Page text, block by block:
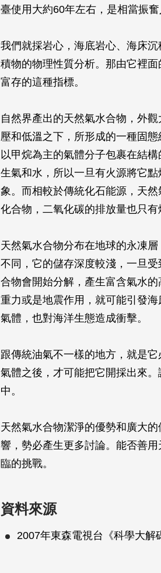
臺使用大約60年左右，是相當振奮
我們就採岩心，海底岩心、海床
積物的物理性質分析。那由它裡
富存的這種指標。
自然界產出的天然氣水合物，外
壓和低溫之下，所形成的一種固
以甲烷為主的氣體分子包裹在結
生氣和水，所以一旦有火源將它
象。而相較於傳統化石能源，天
化合物，二氧化碳的排放量也只有
天然氣水合物分布在地球的永凍
不同，它的儲存深度較淺，一旦
合物會開始分解，產生富含氣水
重力或是地震作用，就可能引發
氣體，也對海洋生態造成衝擊。
跟傳統油氣不一樣的地方，就是
氣體之後，才可能把它開採出來
中。
天然氣水合物潔淨的優勢和廣大
響，勢必產生更多討論。能否善
臨的挑戰。
資料來源
2007年東森電視台《科學大解